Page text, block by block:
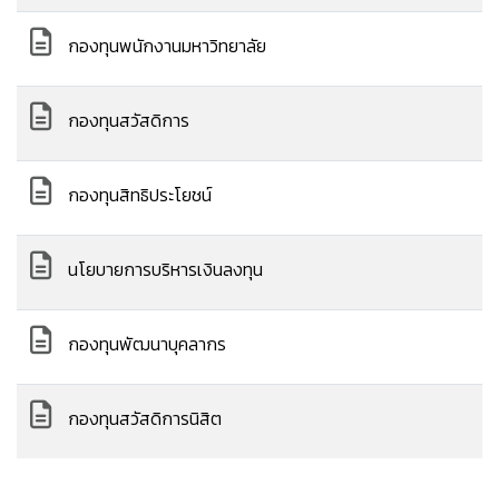
กองทุนพนักงานมหาวิทยาลัย
กองทุนสวัสดิการ
กองทุนสิทธิประโยชน์
นโยบายการบริหารเงินลงทุน
กองทุนพัฒนาบุคลากร
กองทุนสวัสดิการนิสิต